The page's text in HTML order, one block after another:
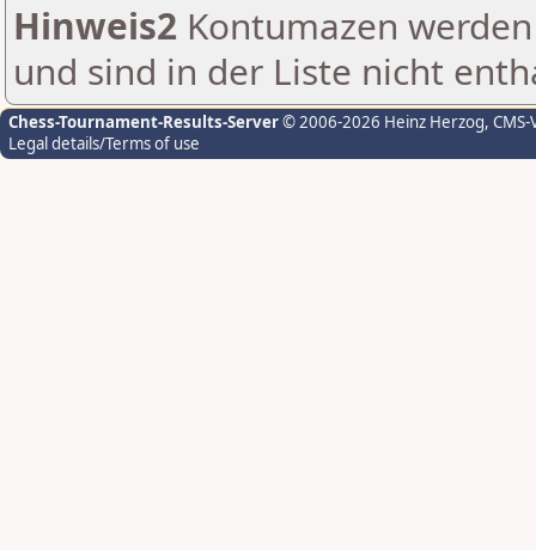
Hinweis2 Kontumazen
und sind in der Liste nicht
Chess-Tournament-Results-Server© 2006-2026 Heinz Herzog,
Legal details/Terms of use